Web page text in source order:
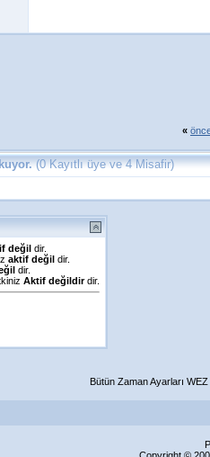
«
(0 Kayıtlı üye ve 4 Misafir)
değildir.
aktif değildir.
dir.
Aktif değildirdir.
Bütün Zaman Ayarları